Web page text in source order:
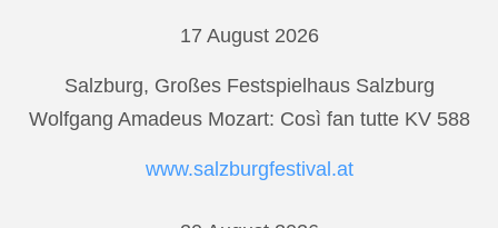
17 August 2026
Salzburg, Großes Festspielhaus Salzburg
Wolfgang Amadeus Mozart: Così fan tutte KV 588
www.salzburgfestival.at